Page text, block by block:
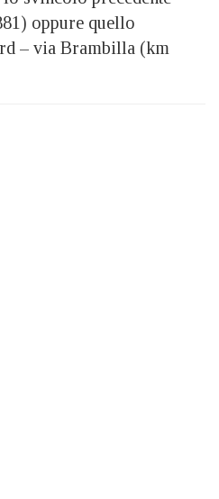
oppure quello
– via Brambilla (km